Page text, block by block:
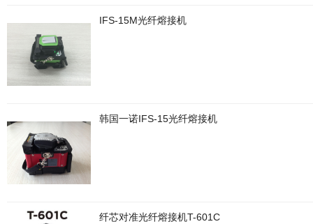
IFS-15M光纤熔接机
韩国一诺IFS-15光纤熔接机
纤芯对准光纤熔接机T-601C